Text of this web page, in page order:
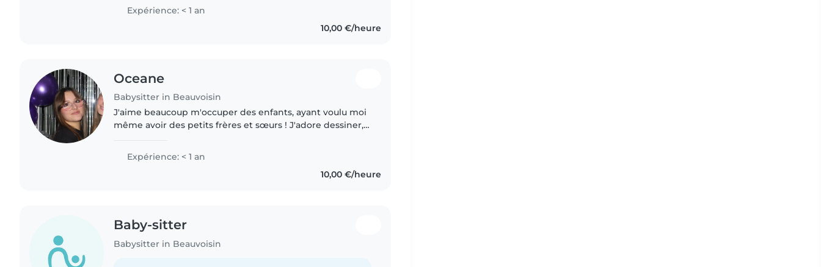
Expérience: < 1 an
10,00 €/heure
Oceane
Babysitter in Beauvoisin
J'aime beaucoup m'occuper des enfants, ayant voulu moi
même avoir des petits frères et sœurs ! J'adore dessiner,
temps et..
Expérience: < 1 an
10,00 €/heure
Baby-sitter
Babysitter in Beauvoisin